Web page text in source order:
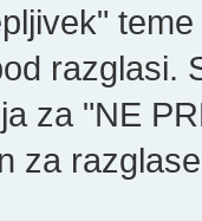
razglasi.
za "NE
za